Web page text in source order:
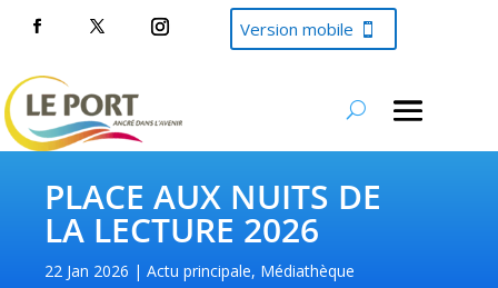
Version mobile
PLACE AUX NUITS DE
LA LECTURE 2026
22 Jan 2026 Actu principale, Médiathèque